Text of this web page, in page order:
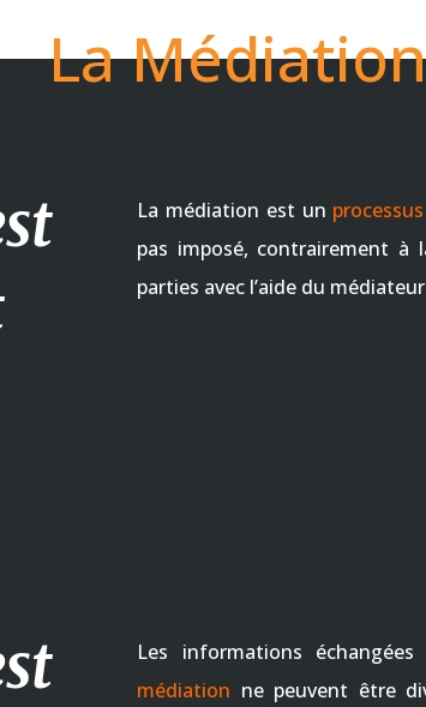
La Médiation
La médiation est un
pas imposé, contrairement à
parties avec l’aide du
Les informations
médiation ne peuvent être